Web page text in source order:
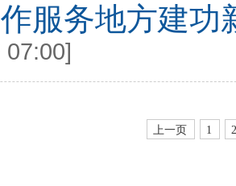
服务地方建功
07:00]
上一页 1